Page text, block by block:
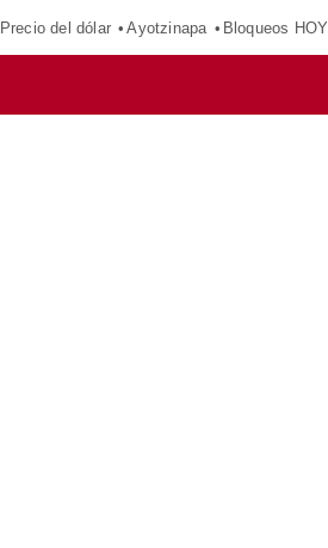
Precio del dólar Ayotzinapa Bloqueos HOY